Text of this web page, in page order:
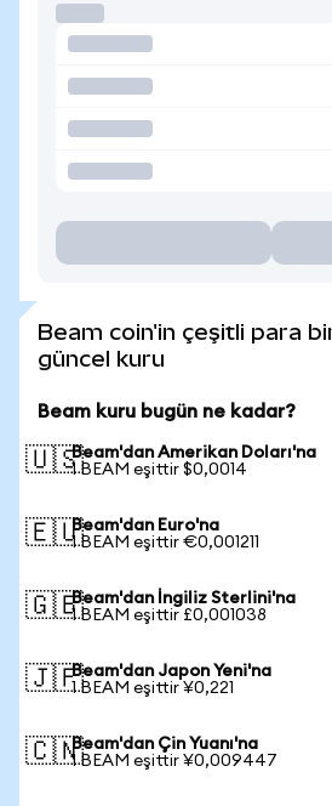
Beam coin'in çeşitli para
güncel kuru
Beam kuru bugün ne kadar?
🇺🇸Beam'dan Amerikan Doları'na
1 BEAM eşittir $0,0014
🇪🇺Beam'dan Euro'na
1 BEAM eşittir €0,001211
🇬🇧Beam'dan İngiliz Sterlini'na
1 BEAM eşittir £0,001038
🇯🇵Beam'dan Japon Yeni'na
1 BEAM eşittir ¥0,221
🇨🇳Beam'dan Çin Yuanı'na
1 BEAM eşittir ¥0,009447